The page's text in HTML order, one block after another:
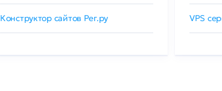
Конструктор сайтов Рег.ру VPS